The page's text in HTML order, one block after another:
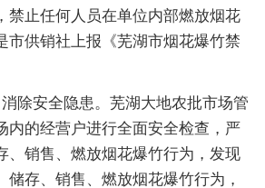
禁止任何人员在单位内部燃放烟花
市供销社上报《芜湖市烟花爆竹禁
安全隐患。芜湖大地农批市场管
内的经营户进行全面安全检查，严
、销售、燃放烟花爆竹行为，发现
储存、销售、燃放烟花爆竹行为，